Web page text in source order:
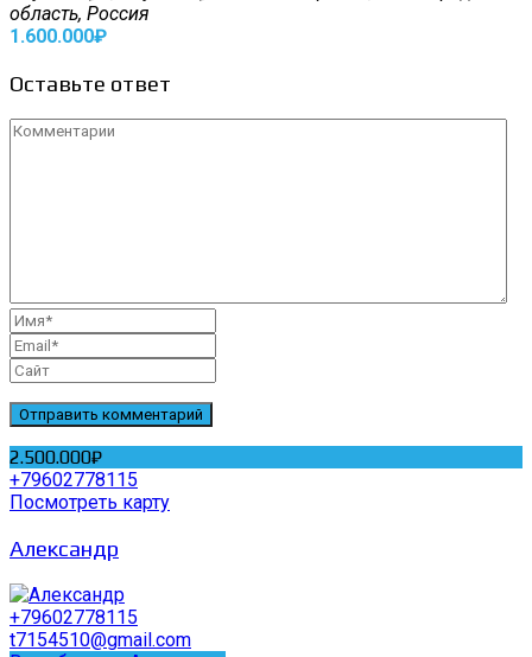
область, Россия
1.600.000₽
Оставьте ответ
Отправить комментарий
2.500.000₽
+79602778115
Посмотреть карту
Александр
+79602778115
t7154510@gmail.com